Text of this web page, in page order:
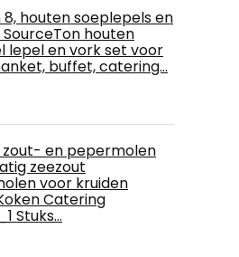
8, houten soeplepels en
houten
lepel en vork set voor
buffet, catering…
zout- en pepermolen
zeezout
voor kruiden
Catering
Stuks…